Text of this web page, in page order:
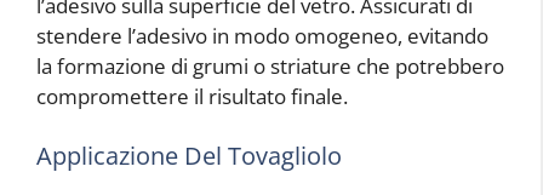
stendere l’adesivo in modo omogeneo, evitando
la formazione di grumi o striature che potrebbero
compromettere il risultato finale.
Applicazione Del Tovagliolo